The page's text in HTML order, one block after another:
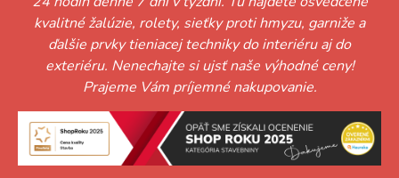
kvalitné žalúzie, rolety, sieťky proti hmyzu, garniže a
ďalšie prvky tieniacej techniky do interiéru aj do
exteriéru. Nenechajte si ujsť naše výhodné ceny!
Prajeme Vám príjemné nakupovanie.